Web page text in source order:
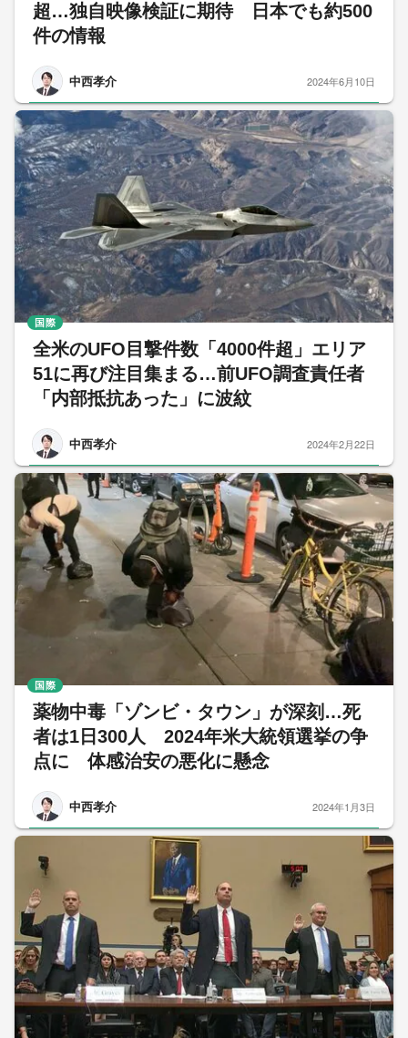
超…独自映像検証に期待 日本でも約500
件の情報
中西孝介 2024年6月10日
全米のUFO目撃件数「4000件超」エリア
51に再び注目集まる…前UFO調査責任者
「内部抵抗あった」に波紋
中西孝介
国際
2024年2月22日
薬物中毒「ゾンビ・タウン」が深刻…死
者は1日300人 2024年米大統領選挙の争
点に 体感治安の悪化に懸念
中西孝介
国際
2024年1月3日